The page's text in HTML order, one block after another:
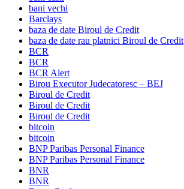
bani vechi
Barclays
baza de date Biroul de Credit
baza de date rau platnici Biroul de Credit
BCR
BCR
BCR Alert
Birou Executor Judecatoresc – BEJ
Biroul de Credit
Biroul de Credit
Biroul de Credit
bitcoin
bitcoin
BNP Paribas Personal Finance
BNP Paribas Personal Finance
BNR
BNR